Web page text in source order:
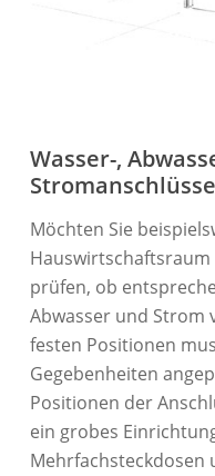
Wasser-,
Stromanschlüsse
Möchten Sie
Hauswirtschaftsraum
prüfen, ob
Abwasser und Strom
festen Positionen
Gegebenheiten
Positionen der
ein grobes
Mehrfachsteckdosen